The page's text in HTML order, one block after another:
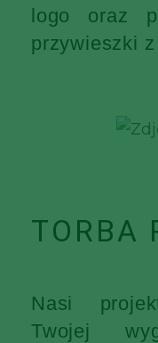
logo oraz
przywieszki
TORBA
Nasi
Twojej